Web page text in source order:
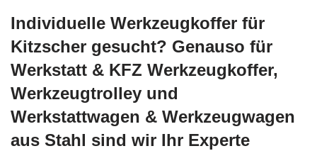
Individuelle Werkzeugkoffer für
Kitzscher gesucht? Genauso für
Werkstatt & KFZ Werkzeugkoffer,
Werkzeugtrolley und
Werkstattwagen & Werkzeugwagen
aus Stahl sind wir Ihr Experte